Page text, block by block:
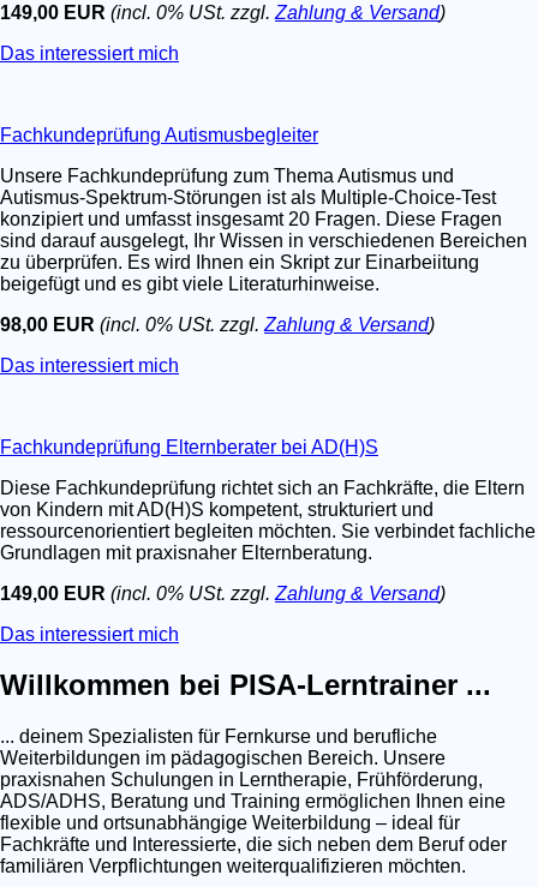
149,00 EUR (incl. 0% USt. zzgl. Zahlung & Versand)
Das interessiert mich
Fachkundeprüfung Autismusbegleiter
Unsere Fachkundeprüfung zum Thema Autismus und
Autismus-Spektrum-Störungen ist als Multiple-Choice-Test
konzipiert und umfasst insgesamt 20 Fragen. Diese Fragen
sind darauf ausgelegt, Ihr Wissen in verschiedenen Bereichen
zu überprüfen. Es wird Ihnen ein Skript zur Einarbeiitung
beigefügt und es gibt viele Literaturhinweise.
98,00 EUR (incl. 0% USt. zzgl. Zahlung & Versand)
Das interessiert mich
Fachkundeprüfung Elternberater bei AD(H)S
Diese Fachkundeprüfung richtet sich an Fachkräfte, die Eltern
von Kindern mit AD(H)S kompetent, strukturiert und
ressourcenorientiert begleiten möchten. Sie verbindet fachliche
Grundlagen mit praxisnaher Elternberatung.
149,00 EUR (incl. 0% USt. zzgl. Zahlung & Versand)
Das interessiert mich
Willkommen bei PISA-Lerntrainer ...
... deinem Spezialisten für Fernkurse und berufliche
Weiterbildungen im pädagogischen Bereich. Unsere
praxisnahen Schulungen in Lerntherapie, Frühförderung,
ADS/ADHS, Beratung und Training ermöglichen Ihnen eine
flexible und ortsunabhängige Weiterbildung – ideal für
Fachkräfte und Interessierte, die sich neben dem Beruf oder
familiären Verpflichtungen weiterqualifizieren möchten.